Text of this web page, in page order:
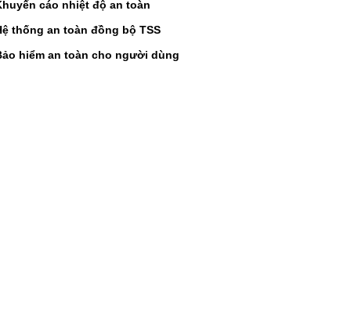
cáo nhiệt độ an toàn
thống an toàn đồng bộ TSS
hiểm an toàn cho người dùng